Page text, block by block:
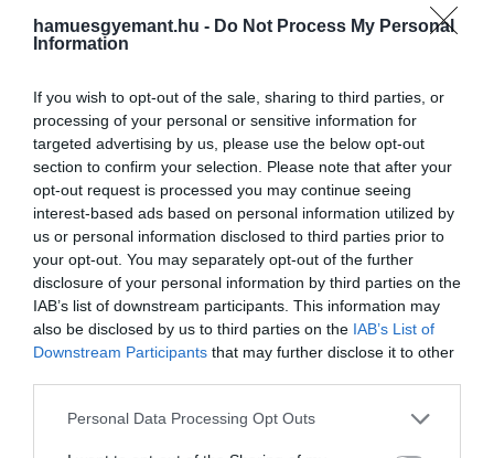
hamuesgyemant.hu - Do Not Process My Personal
Information
If you wish to opt-out of the sale, sharing to third parties, or
processing of your personal or sensitive information for
targeted advertising by us, please use the below opt-out
section to confirm your selection. Please note that after your
opt-out request is processed you may continue seeing
interest-based ads based on personal information utilized by
us or personal information disclosed to third parties prior to
your opt-out. You may separately opt-out of the further
disclosure of your personal information by third parties on the
IAB’s list of downstream participants. This information may
also be disclosed by us to third parties on the IAB’s List of
Downstream Participants that may further disclose it to other
Please note that this website/app uses one or more Google
Personal Data Processing Opt Outs
Ed Sheeran és Elton John egy nagyon
komoly karácsonyi dobásra készülnek.
Ed Sheeran és Elton John
három karácsonyi dalt írtak
közösen
HAMU ÉS GYÉMÁNT